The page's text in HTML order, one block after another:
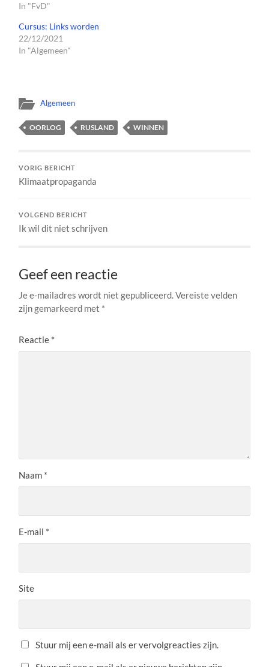
In "FvD"
Cursus: Links worden
22/12/2021
In "Algemeen"
Algemeen
OORLOG RUSLAND WINNEN
VORIG BERICHT
Klimaatpropaganda
VOLGEND BERICHT
Ik wil dit niet schrijven
Geef een reactie
Je e-mailadres wordt niet gepubliceerd.Vereiste velden
zijn gemarkeerd met *
Reactie *
Naam *
E-mail *
Site
Stuur mij een e-mail als er vervolgreacties zijn.